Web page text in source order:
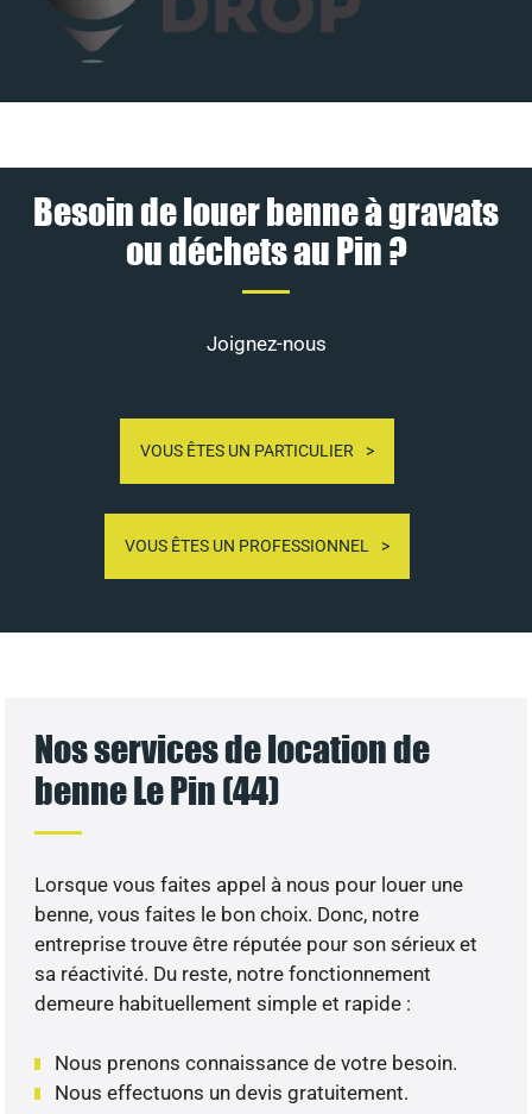
Besoin de louer benne à gravats
ou déchets au Pin ?
Joignez-nous
VOUS ÊTES UN PARTICULIER
VOUS ÊTES UN PROFESSIONNEL
Nos services de location de
benne Le Pin (44)
Lorsque vous faites appel à nous pour louer une
benne, vous faites le bon choix. Donc, notre
entreprise trouve être réputée pour son sérieux et
sa réactivité. Du reste, notre fonctionnement
demeure habituellement simple et rapide :
Nous prenons connaissance de votre besoin.
Nous effectuons un devis gratuitement.